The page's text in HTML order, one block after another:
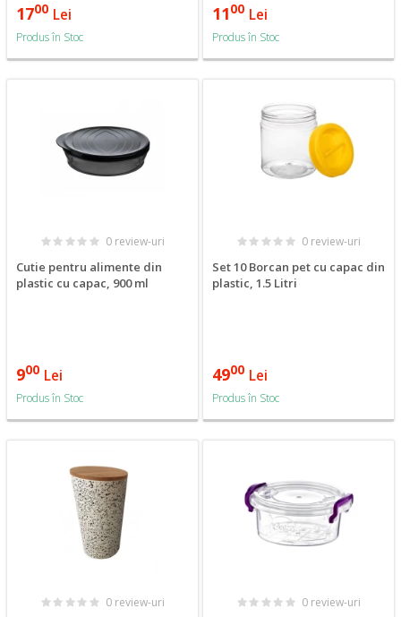
1700 Lei
Produs în Stoc
1100 Lei
Produs în Stoc
0 review-uri
Cutie pentru alimente din
plastic cu capac, 900 ml
900 Lei
Produs în Stoc
0 review-uri
Set 10 Borcan pet cu capac din
plastic, 1.5 Litri
4900 Lei
Produs în Stoc
0 review-uri 0 review-uri